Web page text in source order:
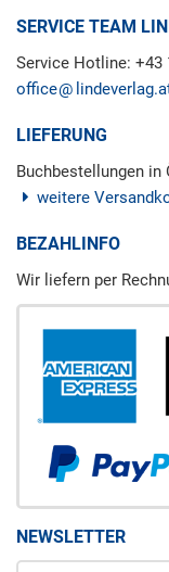
SERVICE TEAM
Service Hotline: +43
office
LIEFERUNG
Buchbestellungen in
weitere
BEZAHLINFO
Wir liefern per
NEWSLETTER